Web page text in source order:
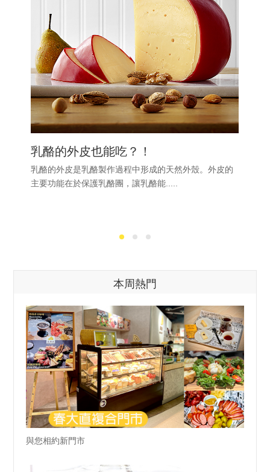
乳酪的外皮也能吃？！
乳酪的外皮是乳酪製作過程中形成的天然外殼。外皮的
主要功能在於保護乳酪團，讓乳酪能.....
本周熱門
與您相約新門市